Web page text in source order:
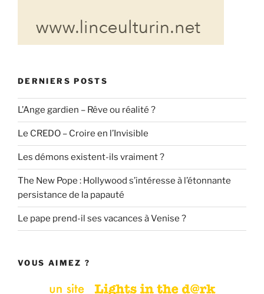
DERNIERS POSTS
L’Ange gardien – Rêve ou réalité ?
Le CREDO – Croire en l’Invisible
Les démons existent-ils vraiment ?
The New Pope : Hollywood s’intéresse à l’étonnante
persistance de la papauté
Le pape prend-il ses vacances à Venise ?
VOUS AIMEZ ?